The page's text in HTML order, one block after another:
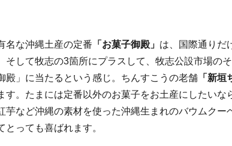
名な沖縄土産の定番 「お菓子御殿」 は、国際通りだ
そして牧志の3箇所にプラスして、牧志公設市場の
殿」に当たるという感じ。ちんすこうの老舗 「新垣
す。たまには定番以外のお菓子をお土産にしたいな
芋など沖縄の素材を使った沖縄生まれのバウムク
とっても喜ばれます。